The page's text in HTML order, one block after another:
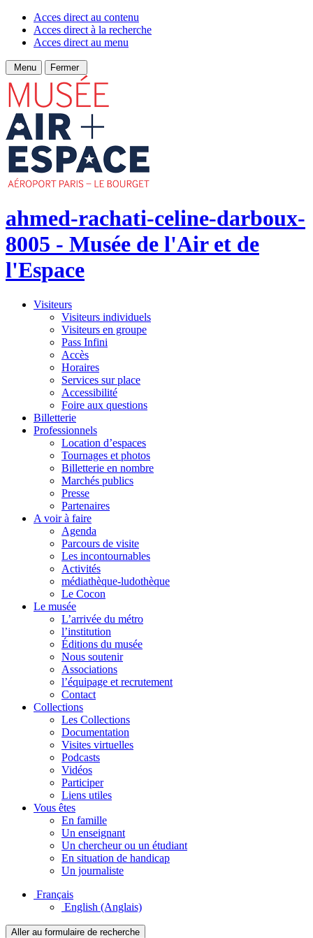
Acces direct au contenu
Acces direct à la recherche
Acces direct au menu
Menu Fermer
ahmed-rachati-celine-darboux-
8005 - Musée de l'Air et de
l'Espace
Visiteurs
Visiteurs individuels
Visiteurs en groupe
Pass Infini
Accès
Horaires
Services sur place
Accessibilité
Foire aux questions
Billetterie
Professionnels
Location d’espaces
Tournages et photos
Billetterie en nombre
Marchés publics
Presse
Partenaires
A voir à faire
Agenda
Parcours de visite
Les incontournables
Activités
médiathèque-ludothèque
Le Cocon
Le musée
L’arrivée du métro
l’institution
Éditions du musée
Nous soutenir
Associations
l’équipage et recrutement
Contact
Collections
Les Collections
Documentation
Visites virtuelles
Podcasts
Vidéos
Participer
Liens utiles
Vous êtes
En famille
Un enseignant
Un chercheur ou un étudiant
En situation de handicap
Un journaliste
Français
English (Anglais)
Aller au formulaire de recherche